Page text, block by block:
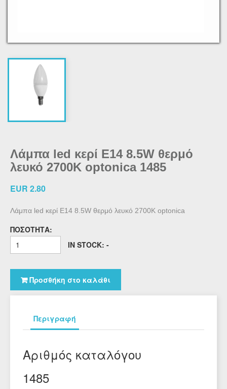
Λάμπα led κερί E14 8.5W θερμό
λευκό 2700K optonica 1485
EUR 2.80
Λάμπα led κερί E14 8.5W θερμό λευκό 2700K optonica
ΠΟΣΌΤΗΤΑ:
IN STOCK: -
Προσθήκη στο καλάθι
Περιγραφή
Αριθμός καταλόγου
1485